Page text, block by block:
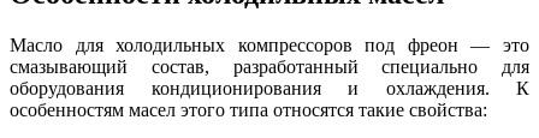
Масло для холодильных компрессоров под фреон — это
смазывающий состав, разработанный специально для
оборудования кондиционирования и охлаждения. К
особенностям масел этого типа относятся такие свойства: